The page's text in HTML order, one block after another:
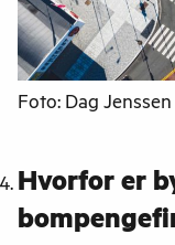
Foto: Dag
Hvorfor er